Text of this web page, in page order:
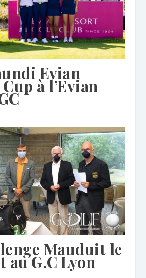
Evian
à l’Evian
Mauduit le
au G.C Lyon